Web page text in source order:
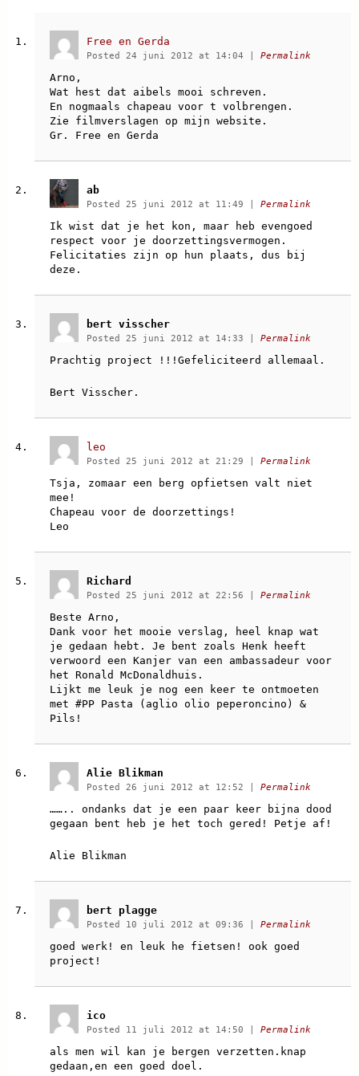
Free en Gerda
Posted 24 juni 2012 at 14:04 Permalink
Arno,
Wat hest dat aibels mooi schreven.
En nogmaals chapeau voor t volbrengen.
Zie filmverslagen op mijn website.
Gr. Free en Gerda
ab
Posted 25 juni 2012 at 11:49 Permalink
Ik wist dat je het kon, maar heb evengoed
respect voor je doorzettingsvermogen.
Felicitaties zijn op hun plaats, dus bij
deze.
bert visscher
Posted 25 juni 2012 at 14:33 Permalink
Prachtig project !!!Gefeliciteerd allemaal.
Bert Visscher.
leo
Posted 25 juni 2012 at 21:29 Permalink
Tsja, zomaar een berg opfietsen valt niet
mee!
Chapeau voor de doorzettings!
Leo
Richard
Posted 25 juni 2012 at 22:56 Permalink
Beste Arno,
Dank voor het mooie verslag, heel knap wat
je gedaan hebt. Je bent zoals Henk heeft
verwoord een Kanjer van een ambassadeur voor
het Ronald McDonaldhuis.
Lijkt me leuk je nog een keer te ontmoeten
met #PP Pasta (aglio olio peperoncino) &
Pils!
Alie Blikman
Posted 26 juni 2012 at 12:52 Permalink
…….. ondanks dat je een paar keer bijna dood
gegaan bent heb je het toch gered! Petje af!
Alie Blikman
bert plagge
Posted 10 juli 2012 at 09:36 Permalink
goed werk! en leuk he fietsen! ook goed
project!
ico
Posted 11 juli 2012 at 14:50 Permalink
als men wil kan je bergen verzetten.knap
gedaan,en een goed doel.